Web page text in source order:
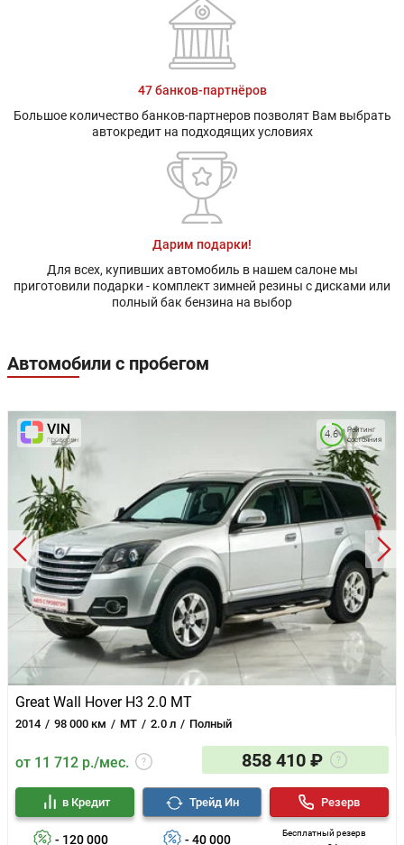
47 банков-партнёров
Большое количество банков-партнеров позволят Вам выбрать
автокредит на подходящих условиях
Дарим подарки!
Для всех, купивших автомобиль в нашем салоне мы
приготовили подарки - комплект зимней резины с дисками или
полный бак бензина на выбор
Автомобили с пробегом
Great Wall Hover H3 2.0 MT
2014 98 000 км MT 2.0 л Полный
Рейтинг
состояния
4.6
от 11 712 р./мес. 858 410 ₽
- 120 000
в Кредит
- 40 000
Трейд Ин
Бесплатный резерв
Резерв